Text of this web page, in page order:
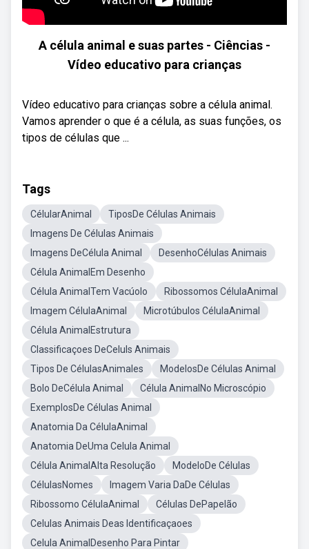
A célula animal e suas partes - Ciências -
Vídeo educativo para crianças
Vídeo educativo para crianças sobre a célula animal.
Vamos aprender o que é a célula, as suas funções, os
tipos de células que ...
Tags
CélularAnimal
TiposDe Células Animais
Imagens De Células Animais
Imagens DeCélula Animal
DesenhoCélulas Animais
Célula AnimalEm Desenho
Célula AnimalTem Vacúolo
Ribossomos CélulaAnimal
Imagem CélulaAnimal
Microtúbulos CélulaAnimal
Célula AnimalEstrutura
Classificaçoes DeCeluls Animais
Tipos De CélulasAnimales
ModelosDe Células Animal
Bolo DeCélula Animal
Célula AnimalNo Microscópio
ExemplosDe Células Animal
Anatomia Da CélulaAnimal
Anatomia DeUma Celula Animal
Célula AnimalAlta Resolução
ModeloDe Células
CélulasNomes
Imagem Varia DaDe Células
Ribossomo CélulaAnimal
Células DePapelão
Celulas Animais Deas Identificaçaoes
Celula AnimalDesenho Para Pintar